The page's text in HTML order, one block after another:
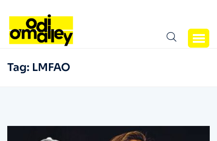
Tag: LMFAO